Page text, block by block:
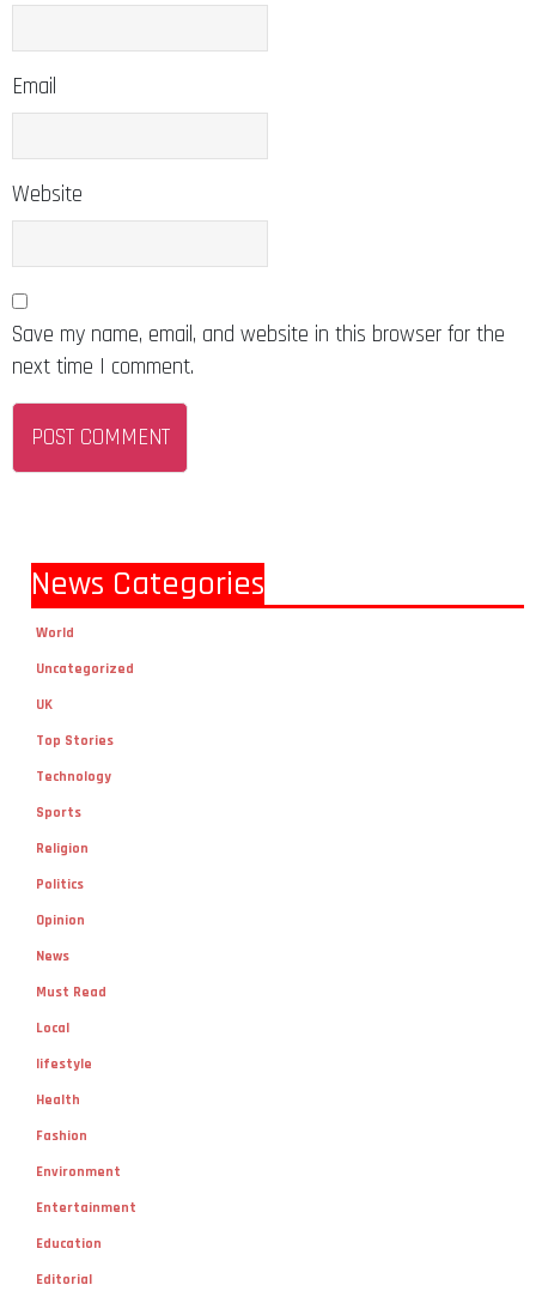
Email
Website
Save my name, email, and website in this browser for the
next time I comment.
News Categories
World
Uncategorized
UK
Top Stories
Technology
Sports
Religion
Politics
Opinion
News
Must Read
Local
lifestyle
Health
Fashion
Environment
Entertainment
Education
Editorial